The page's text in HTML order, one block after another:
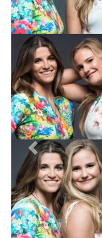
Previous